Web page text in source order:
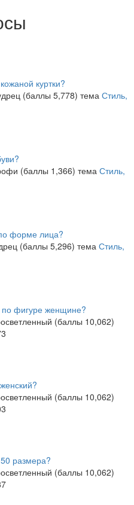
куртки?
(баллы 5,778) тема Стиль,
(баллы 1,366) тема Стиль,
форме лица?
(баллы 5,296) тема Стиль,
по фигуре женщине?
(баллы 10,062)
(баллы 10,062)
размера?
(баллы 10,062)